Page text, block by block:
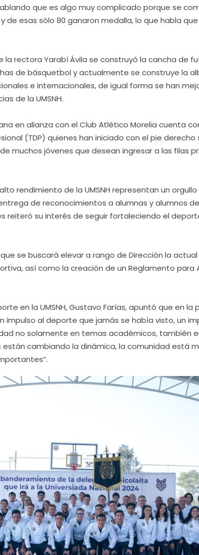
que es algo muy complicado porque se
de esas sólo 80 ganaron medalla, lo que habla
la rectora Yarabí Ávila se construyó la cancha de
de básquetbol y actualmente se construye la
e internacionales, de igual forma se han
de la UMSNH.
en alianza con el Club Atlético Morelia cuenta
(TDP) quienes han iniciado con el pie
muchos jóvenes que desean ingresar a las filas
rendimiento de la UMSNH representan un
de reconocimientos a alumnas y alumnos
reiteró su interés de seguir fortaleciendo el
se buscará elevar a rango de Dirección la
así como la creación de un Reglamento para
en la UMSNH, Gustavo Farías, apuntó que en la
impulso al deporte que jamás se había visto, un
no solamente en temas académicos, también
cambiando la dinámica, la comunidad está